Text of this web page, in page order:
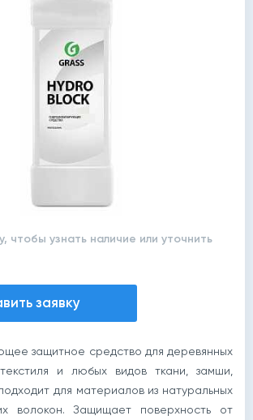
чтобы узнать наличие или уточнить
заявку
защитное средство для деревянных
и любых видов ткани, замши,
для материалов из натуральных
волокон. Защищает поверхность от